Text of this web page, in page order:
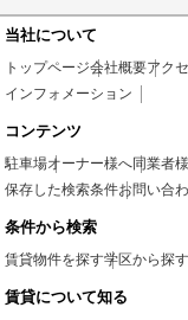
当社について
トップページ会社概要アク
インフォメーション
コンテンツ
駐車場オーナー様へ同業者
保存した検索条件お問い合
条件から検索
賃貸物件を探す学区から探
賃貸について知る